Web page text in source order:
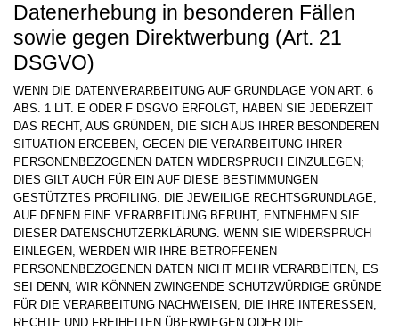
Datenerhebung in besonderen Fällen
sowie gegen Direktwerbung (Art. 21
DSGVO)
WENN DIE DATENVERARBEITUNG AUF GRUNDLAGE VON ART. 6
ABS. 1 LIT. E ODER F DSGVO ERFOLGT, HABEN SIE JEDERZEIT
DAS RECHT, AUS GRÜNDEN, DIE SICH AUS IHRER BESONDEREN
SITUATION ERGEBEN, GEGEN DIE VERARBEITUNG IHRER
PERSONENBEZOGENEN DATEN WIDERSPRUCH EINZULEGEN;
DIES GILT AUCH FÜR EIN AUF DIESE BESTIMMUNGEN
GESTÜTZTES PROFILING. DIE JEWEILIGE RECHTSGRUNDLAGE,
AUF DENEN EINE VERARBEITUNG BERUHT, ENTNEHMEN SIE
DIESER DATENSCHUTZERKLÄRUNG. WENN SIE WIDERSPRUCH
EINLEGEN, WERDEN WIR IHRE BETROFFENEN
PERSONENBEZOGENEN DATEN NICHT MEHR VERARBEITEN, ES
SEI DENN, WIR KÖNNEN ZWINGENDE SCHUTZWÜRDIGE GRÜNDE
FÜR DIE VERARBEITUNG NACHWEISEN, DIE IHRE INTERESSEN,
RECHTE UND FREIHEITEN ÜBERWIEGEN ODER DIE